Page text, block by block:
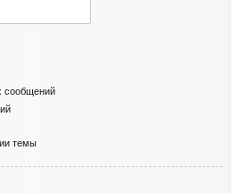
сообщений
темы